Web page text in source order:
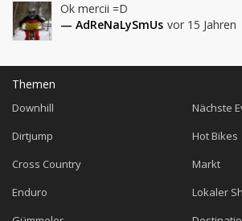
Ok mercii =D
— AdReNaLySmUs vor 15 Jahren
Themen
Downhill
Dirtjump
Cross Country
Enduro
Nächste
Hot Bikes
Markt
Lokaler